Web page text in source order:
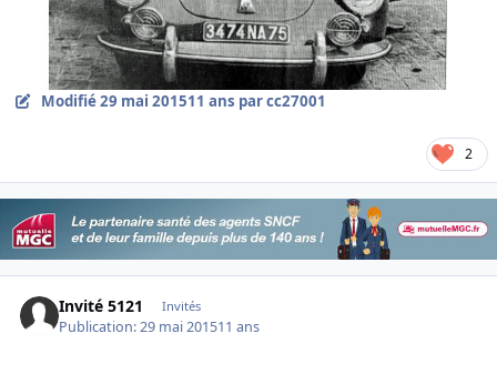
Modifié29 mai 201511 ans par cc27001
2
Invité 5121 Invités
Publication:29 mai 201511 ans